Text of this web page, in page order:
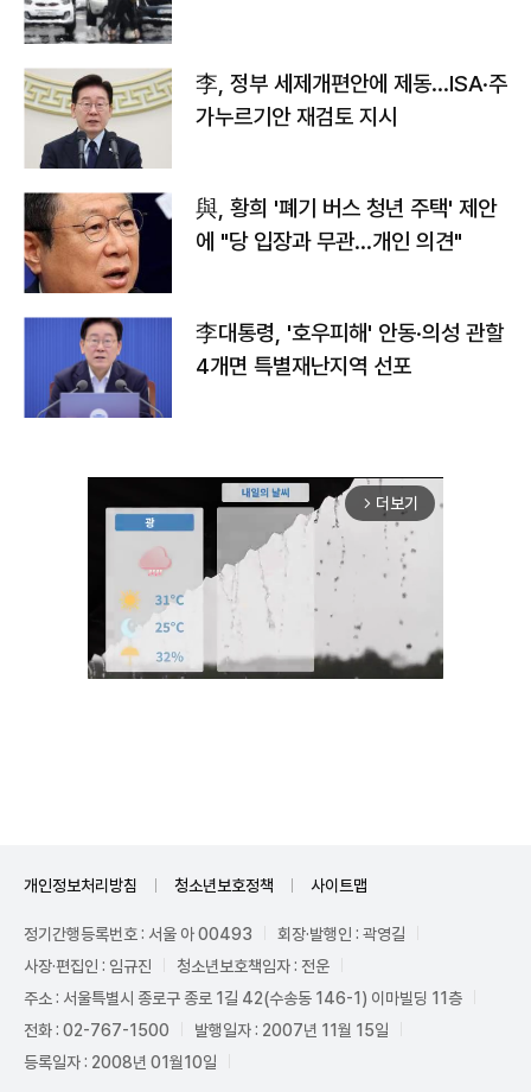
李, 정부 세제개편안에 제동…ISA·주
가누르기안 재검토 지시
與, 황희 '폐기 버스 청년 주택' 제안
에 "당 입장과 무관…개인 의견"
李대통령, '호우피해' 안동·의성 관할
4개면 특별재난지역 선포
arrow_forward_ios 더보기
개인정보처리방침 청소년보호정책 사이트맵
정기간행등록번호 : 서울 아 00493
회장·발행인 : 곽영길
사장·편집인 : 임규진
청소년보호책임자 : 전운
주소 : 서울특별시 종로구 종로 1길 42(수송동 146-1) 이마빌딩 11층
전화 : 02-767-1500
발행일자 : 2007년 11월 15일
등록일자 : 2008년 01월10일